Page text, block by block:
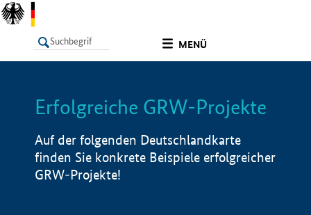
MENÜ
LISTE Info
Erfolgreiche GRW-Projekte
Auf der folgenden Deutschlandkarte
finden Sie konkrete Beispiele erfolgreicher
GRW-Projekte!